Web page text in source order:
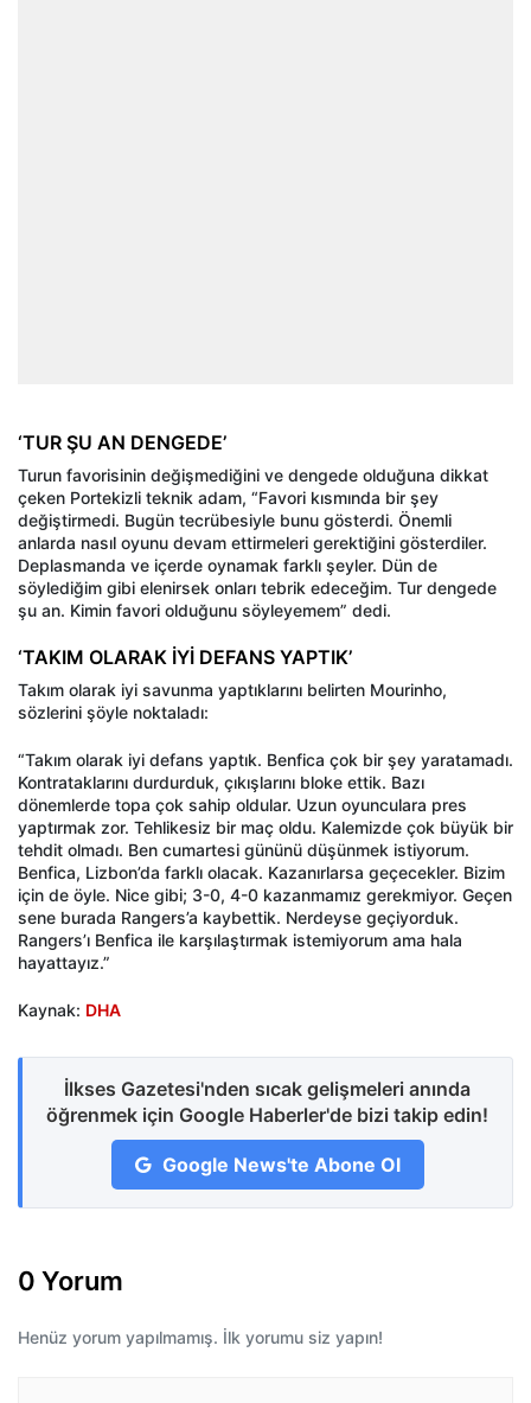
‘TUR ŞU AN DENGEDE’
Turun favorisinin değişmediğini ve dengede olduğuna dikkat
çeken Portekizli teknik adam, “Favori kısmında bir şey
değiştirmedi. Bugün tecrübesiyle bunu gösterdi. Önemli
anlarda nasıl oyunu devam ettirmeleri gerektiğini gösterdiler.
Deplasmanda ve içerde oynamak farklı şeyler. Dün de
söylediğim gibi elenirsek onları tebrik edeceğim. Tur dengede
şu an. Kimin favori olduğunu söyleyemem” dedi.
‘TAKIM OLARAK İYİ DEFANS YAPTIK’
Takım olarak iyi savunma yaptıklarını belirten Mourinho,
sözlerini şöyle noktaladı:
“Takım olarak iyi defans yaptık. Benfica çok bir şey yaratamadı.
Kontrataklarını durdurduk, çıkışlarını bloke ettik. Bazı
dönemlerde topa çok sahip oldular. Uzun oyunculara pres
yaptırmak zor. Tehlikesiz bir maç oldu. Kalemizde çok büyük bir
tehdit olmadı. Ben cumartesi gününü düşünmek istiyorum.
Benfica, Lizbon’da farklı olacak. Kazanırlarsa geçecekler. Bizim
için de öyle. Nice gibi; 3-0, 4-0 kazanmamız gerekmiyor. Geçen
sene burada Rangers’a kaybettik. Nerdeyse geçiyorduk.
Rangers’ı Benfica ile karşılaştırmak istemiyorum ama hala
hayattayız.”
Kaynak: DHA
İlkses Gazetesi'nden sıcak gelişmeleri anında
öğrenmek için Google Haberler'de bizi takip edin!
Google News'te Abone Ol
0 Yorum
Henüz yorum yapılmamış. İlk yorumu siz yapın!